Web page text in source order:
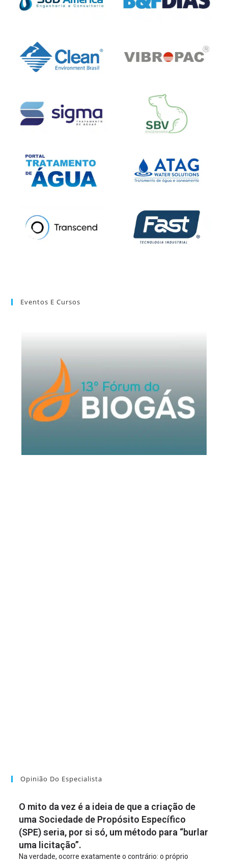
Eventos E Cursos
Opinião Do Especialista
O mito da vez é a ideia de que a criação de
uma Sociedade de Propósito Específico
(SPE) seria, por si só, um método para “burlar
uma licitação”.
Na verdade, ocorre exatamente o contrário: o próprio